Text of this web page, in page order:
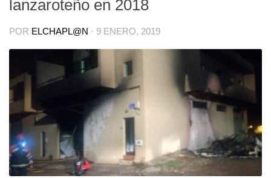
lanzaroteño en 2018
POR ELCHAPL@N · 9 ENERO, 2019